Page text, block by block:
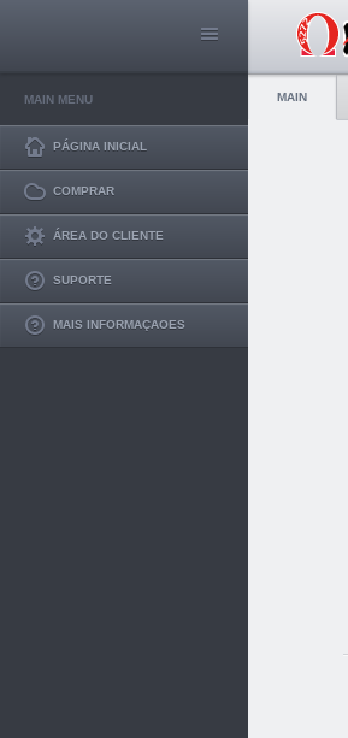
MAIN MENU
PÁGINA INICIAL
COMPRAR
ÁREA DO CLIENTE
SUPORTE
MAIS INFORMAÇAOES
MAIN